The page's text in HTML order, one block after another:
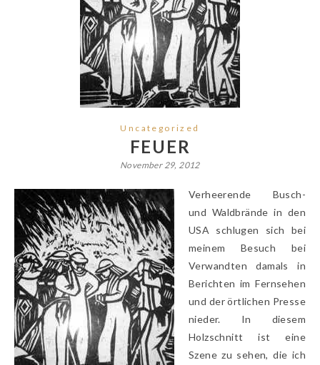
Uncategorized
FEUER
November 29, 2012
Verheerende Busch-
und Waldbrände in den
USA schlugen sich bei
meinem Besuch bei
Verwandten damals in
Berichten im Fernsehen
und der örtlichen Presse
nieder. In diesem
Holzschnitt ist eine
Szene zu sehen, die ich